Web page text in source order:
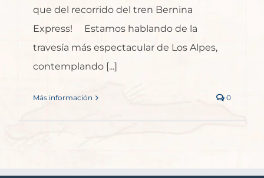
que del recorrido del tren Bernina
Express! Estamos hablando de la
travesía más espectacular de Los Alpes,
contemplando [...]
Más información 0